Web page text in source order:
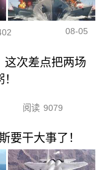
08-05
这次差点把两场
阅读 9079
要干大事了！